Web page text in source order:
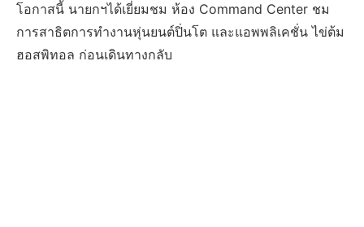
โอกาสนี้ นายกฯได้เยี่ยมชม ห้อง Command Center ชม
การสาธิตการทำงานหุ่นยนต์ปิ่นโต และแอพพลิเคชั่น ไข่ต้ม
ฮอสพิทอล ก่อนเดินทางกลับ